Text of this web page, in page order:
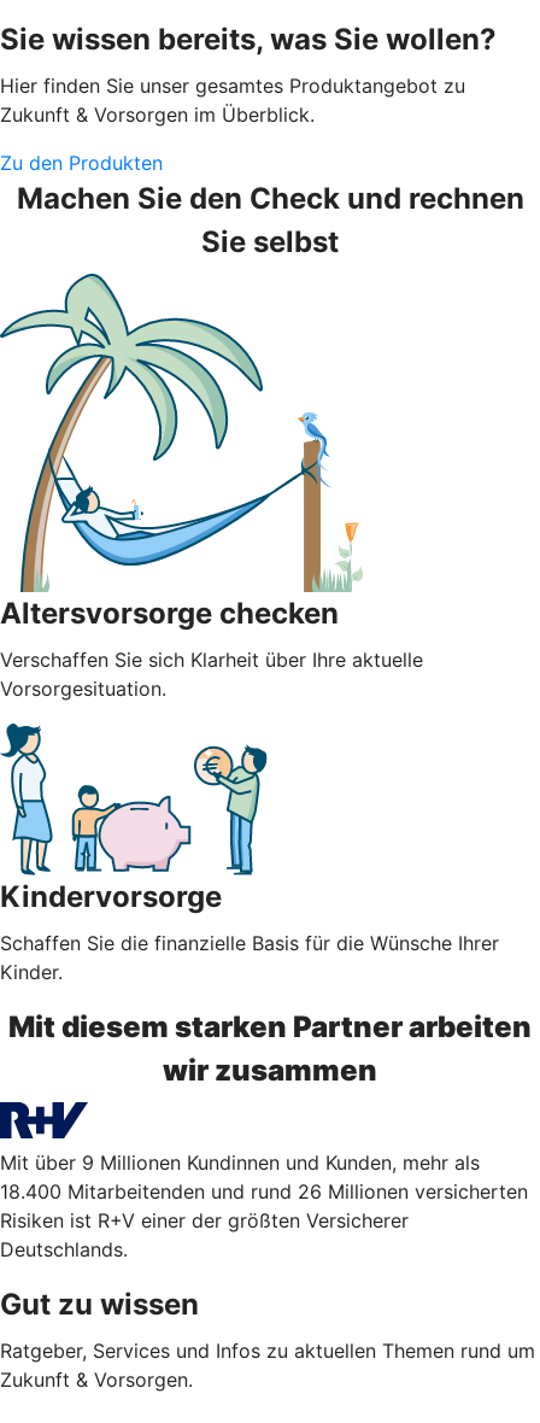
Sie wissen bereits, was Sie wollen?
Hier finden Sie unser gesamtes Produktangebot zu
Zukunft & Vorsorgen im Überblick.
Zu den Produkten
Machen Sie den Check und rechnen
Sie selbst
Altersvorsorge checken
Verschaffen Sie sich Klarheit über Ihre aktuelle
Vorsorgesituation.
Kindervorsorge
Schaffen Sie die finanzielle Basis für die Wünsche Ihrer
Kinder.
Mit diesem starken Partner arbeiten
wir zusammen
Mit über 9 Millionen Kundinnen und Kunden, mehr als
18.400 Mitarbeitenden und rund 26 Millionen versicherten
Risiken ist R+V einer der größten Versicherer
Deutschlands.
Gut zu wissen
Ratgeber, Services und Infos zu aktuellen Themen rund um
Zukunft & Vorsorgen.